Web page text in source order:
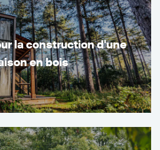
la construction d'une
en bois